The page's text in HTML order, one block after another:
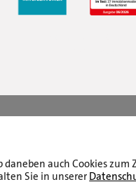
auch Cookies zum
Sie in unserer